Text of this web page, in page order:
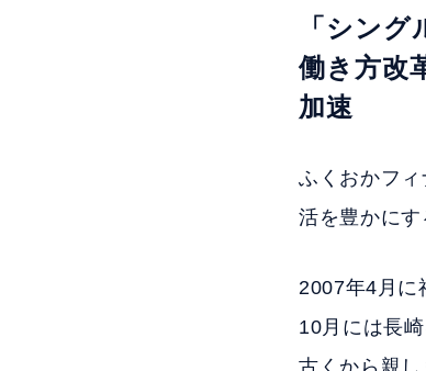
「シン
働き方改
加速
ふくおかフ
活を豊かにす
2007年4月に
10月には長
古くから親